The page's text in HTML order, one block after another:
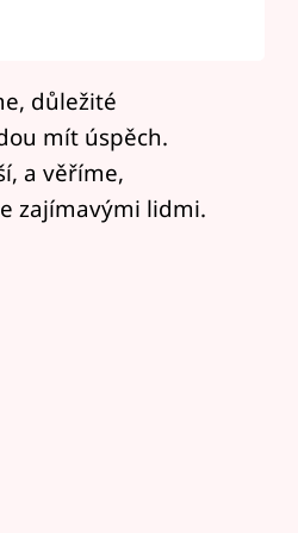
důležité
mít úspěch.
a věříme,
zajímavými lidmi.